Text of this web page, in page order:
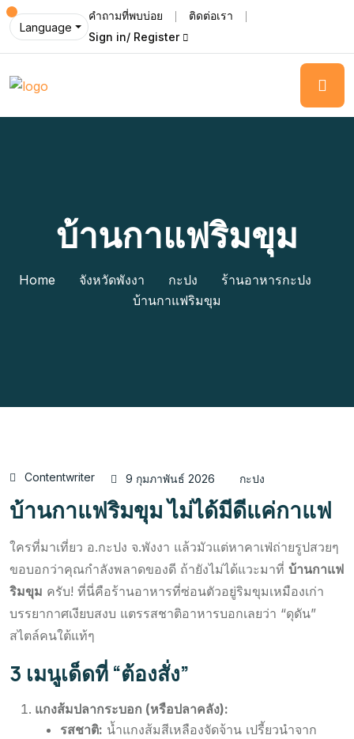
Language
คำถามที่พบบ่อย
ติดต่อเรา
Sign in/ Register
บ้านกาแฟริมขุม
Home จังหวัดพังงา กะปง
ร้านอาหารกะปง
บ้านกาแฟริมขุม
Contentwriter 9 กุมภาพันธ์ 2026 กะปง
บ้านกาแฟริมขุม ไม่ได้มีดีแค่กาแฟ
ใครที่มาเที่ยว อ.กะปง จ.พังงา แล้วมัวแต่หาคาเฟ่ถ่ายรูปสวยๆ
ขอบอกว่าคุณกำลังพลาดของดี ถ้ายังไม่ได้แวะมาที่ บ้านกาแฟ
ริมขุม ครับ! ที่นี่คือร้านอาหารที่ซ่อนตัวอยู่ริมขุมเหมืองเก่า
บรรยากาศเงียบสงบ แตรรสชาติอาหารบอกเลยว่า “ดุดัน”
สไตล์คนใต้แท้ๆ
3 เมนูเด็ดที่ “ต้องสั่ง”
แกงส้มปลากระบอก (หรือปลาคลัง):
รสชาติ: น้ำแกงส้มสีเหลืองจัดจ้าน เปรี้ยวนำจาก